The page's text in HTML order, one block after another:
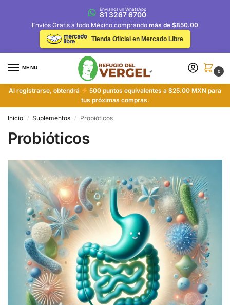
Envíanos un WhatsApp
81 3267 6700
Envíos Gratis a todo México comprando más de $850.00
Tienda Oficial en Mercado Libre
MENU
0
Al registrarse, obtendrá
500 puntos equivalentes a $25.00 MXN para
tus próximas compras.
Inicio / Suplementos / Probióticos
Probióticos